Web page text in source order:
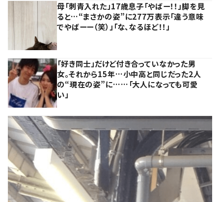
母「刺青入れた」17歳息子「やばー！！」脚を見
ると…“まさかの姿”に277万表示「違う意味
でやばーー（笑）」「な、なるほど！！」
「好き同士」だけど付き合っていなかった男
女。それから15年…小中高と同じだった2人
の“現在の姿”に……「大人になっても可愛
い」